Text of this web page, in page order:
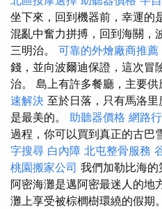
坐下來，回到機器前，幸運的
混亂中奮力拼搏，回到海關，
三明治。 可靠的外燴廠商推薦
錢，並向波爾迪保證，這次冒
治。 島上有許多餐廳，主要供
速解決 至於日落，只有馬洛
是最美的。 助聽器價格 網路
過程，你可以買到真正的古巴
字搜尋 白內障 北屯整骨服務
桃園搬家公司 我們加勒比海
阿密海灘是邁阿密最迷人的地
灘上享受被棕櫚樹環繞的假期。